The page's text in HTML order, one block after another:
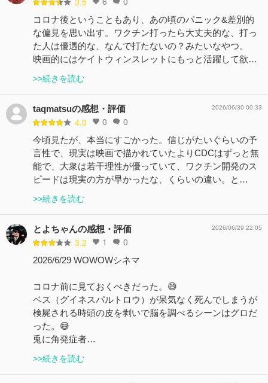
コロナ後ということもあり、あの頃のパニック&差別的
な偏見を思い出す。ワクチン打ったら大丈夫的な、打っ
た人は優遇的な、なんで打たないの？みたいなやつ。
映画的にはケイトウィンスレットにもっと活躍して欲…
>>続きを読む
taqmatsuの感想・評価
4.0 0 0
2026/06/30 00:33
今頃見たが、本当にすごかった。信じがたいぐらいの予
言性で、現実は映画で描かれていたよりCDCはずっと無
能で、大衆は若干理性が優っていて、ワクチン開発のス
ピードは現実の方が早かったな、くらいの違い。と…
>>続きを読む
とよちゃんの感想・評価
3.2 1 0
2026/06/29 22:05
2026/6/29 WOWOWシネマ
コロナ前に見ておくべきだった。😅
ベス（グイネスパルトロウ）が呆気なく死んでしまうが
検屍される時頭の皮を剥いで脳を調べるシーンはグロだ
った。😅
兎に角発症者…
>>続きを読む